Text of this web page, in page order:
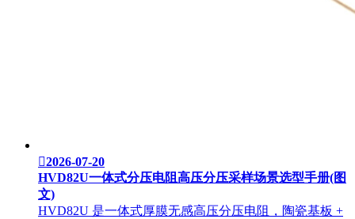
2026-07-20
HVD82U一体式分压电阻高压分压采样场景选型手册(图
文)
HVD82U 是一体式厚膜无感高压分压电阻，陶瓷基板 +